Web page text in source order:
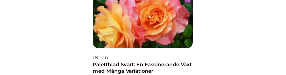
18. jan
Palettblad Svart: En Fascinerande Växt
med Många Variationer